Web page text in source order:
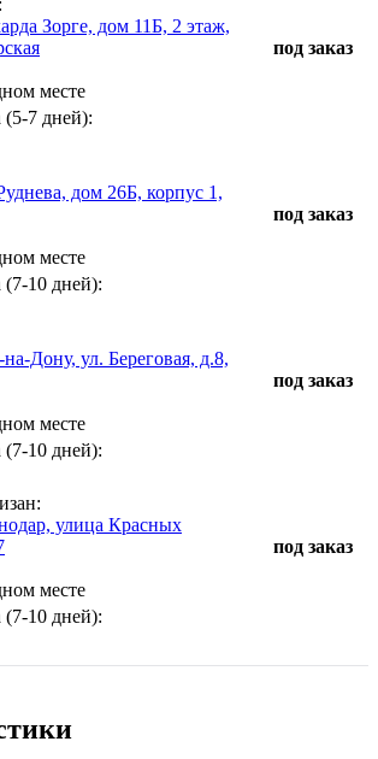
Зорге, дом 11Б, 2 этаж,
месте
под заказ
7 дней):
дом 26Б, корпус 1,
месте
под заказ
10 дней):
на-Дону, ул. Береговая, д.8,
месте
под заказ
10 дней):
улица Красных
месте
под заказ
10 дней):